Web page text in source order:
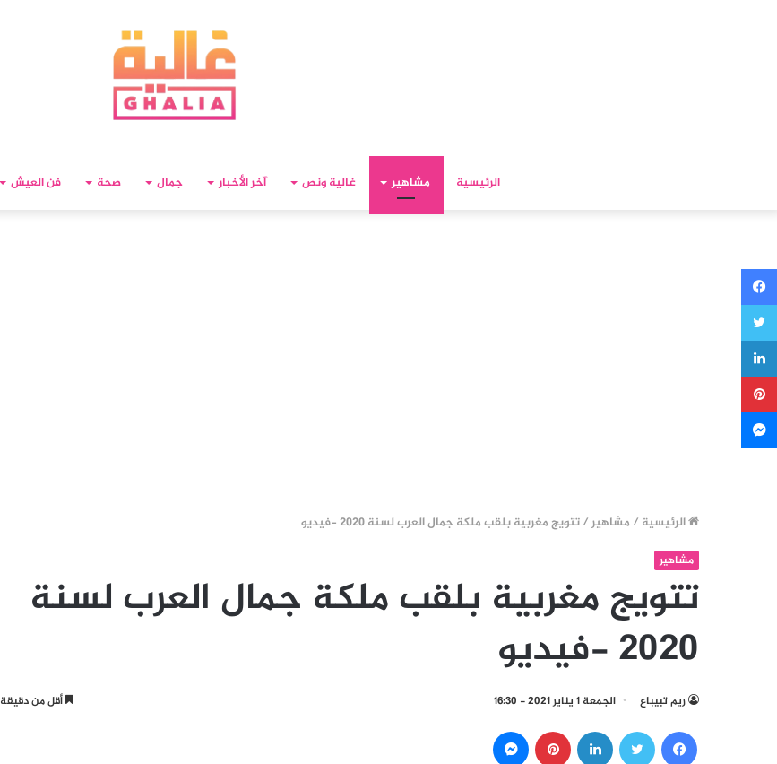
الرئيسية مشاهير غالية ونص آخر الأخبار جمال صحة فن العيش
الرئيسية / مشاهير/تتويج مغربية بلقب ملكة جمال العرب لسنة 2020 -فيديو
مشاهير
تتويج مغربية بلقب ملكة جمال العرب لسنة
2020 -فيديو
ريم تبيباع الجمعة 1 يناير 2021 - 16:30 أقل من دقيقة